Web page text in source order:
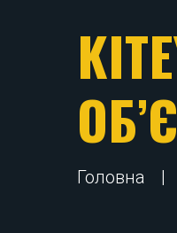
Головна